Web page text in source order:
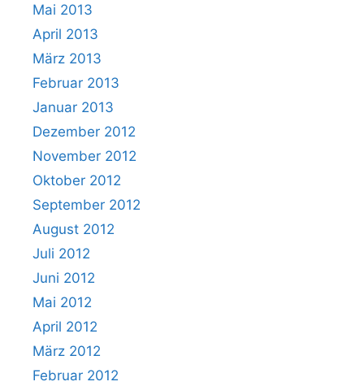
Mai 2013
April 2013
März 2013
Februar 2013
Januar 2013
Dezember 2012
November 2012
Oktober 2012
September 2012
August 2012
Juli 2012
Juni 2012
Mai 2012
April 2012
März 2012
Februar 2012